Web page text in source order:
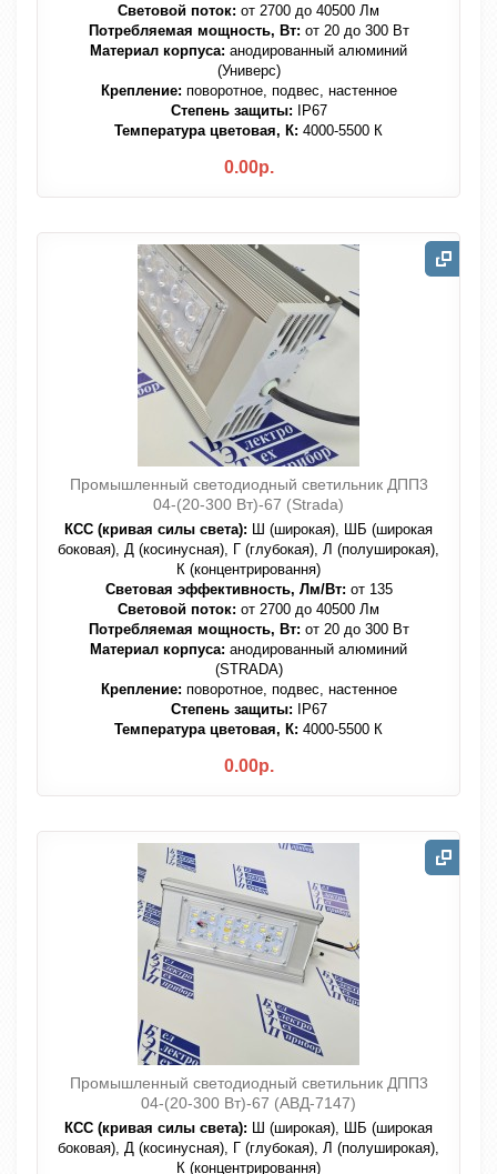
Световой поток: от 2700 до 40500 Лм
Потребляемая мощность, Вт: от 20 до 300 Вт
Материал корпуса: анодированный алюминий
(Универс)
Крепление: поворотное, подвес, настенное
Степень защиты: IP67
Температура цветовая, К: 4000-5500 К
0.00р.
Промышленный светодиодный светильник ДПП3
04-(20-300 Вт)-67 (Strada)
КСС (кривая силы света): Ш (широкая), ШБ (широкая
боковая), Д (косинусная), Г (глубокая), Л (полуширокая),
К (концентрировання)
Световая эффективность, Лм/Вт: от 135
Световой поток: от 2700 до 40500 Лм
Потребляемая мощность, Вт: от 20 до 300 Вт
Материал корпуса: анодированный алюминий
(STRADA)
Крепление: поворотное, подвес, настенное
Степень защиты: IP67
Температура цветовая, К: 4000-5500 К
0.00р.
Промышленный светодиодный светильник ДПП3
04-(20-300 Вт)-67 (АВД-7147)
КСС (кривая силы света): Ш (широкая), ШБ (широкая
боковая), Д (косинусная), Г (глубокая), Л (полуширокая),
К (концентрировання)